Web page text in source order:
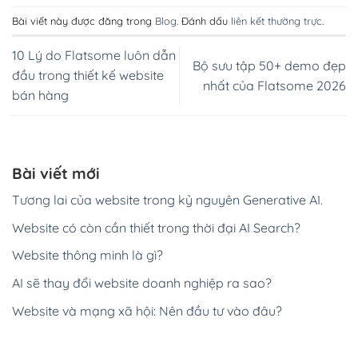
Bài viết này được đăng trong Blog. Đánh dấu liên kết thường trực.
10 Lý do Flatsome luôn dẫn
đầu trong thiết kế website
bán hàng
Bộ sưu tập 50+ demo đẹp
nhất của Flatsome 2026
Bài viết mới
Tương lai của website trong kỷ nguyên Generative AI.
Website có còn cần thiết trong thời đại AI Search?
Website thông minh là gì?
AI sẽ thay đổi website doanh nghiệp ra sao?
Website và mạng xã hội: Nên đầu tư vào đâu?